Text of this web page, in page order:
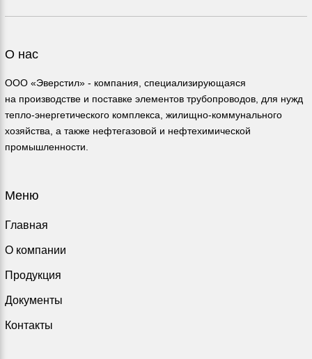
О нас
ООО «Эверстил» - компания, специализирующаяся
на производстве и поставке элементов трубопроводов, для нужд
тепло-энергетического комплекса, жилищно-коммунального
хозяйства, а также нефтегазовой и нефтехимической
промышленности.
Меню
Главная
О компании
Продукция
Документы
Контакты